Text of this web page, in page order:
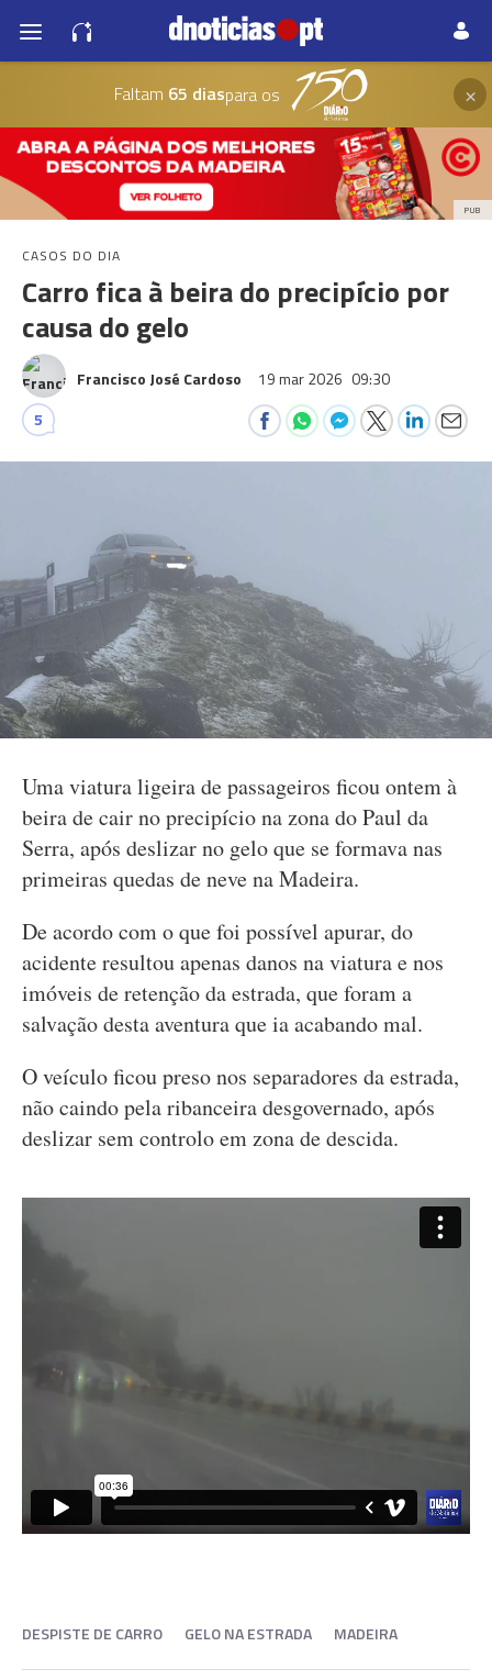
Faltam 65 diaspara os ×
PUB
CASOS DO DIA
Carro fica à beira do precipício por
causa do gelo
Francisco José Cardoso 19 mar 2026 09:30
5
Uma viatura ligeira de passageiros ficou ontem à
beira de cair no precipício na zona do Paul da
Serra, após deslizar no gelo que se formava nas
primeiras quedas de neve na Madeira.
De acordo com o que foi possível apurar, do
acidente resultou apenas danos na viatura e nos
imóveis de retenção da estrada, que foram a
salvação desta aventura que ia acabando mal.
O veículo ficou preso nos separadores da estrada,
não caindo pela ribanceira desgovernado, após
deslizar sem controlo em zona de descida.
DESPISTE DE CARRO GELO NA ESTRADA MADEIRA